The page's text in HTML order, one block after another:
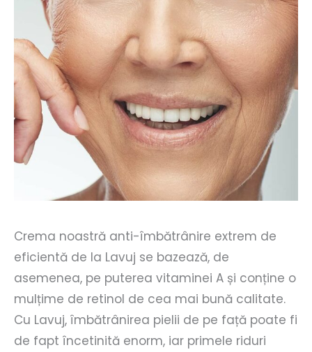
Crema noastră anti-îmbătrânire extrem de
eficientă de la Lavuj se bazează, de
asemenea, pe puterea vitaminei A și conține o
mulțime de retinol de cea mai bună calitate.
Cu Lavuj, îmbătrânirea pielii de pe față poate fi
de fapt încetinită enorm, iar primele riduri